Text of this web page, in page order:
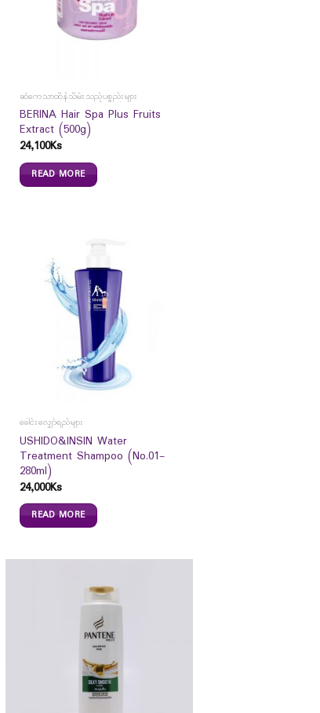
ဆံကေသာထိန်သိမ်းသည့်ပစ္စည်းများ
BERINA Hair Spa Plus Fruits
Extract (500g)
24,100Ks
READ MORE
ခေါင်းလျှော်ရည်များ
USHIDO&INSIN Water
Treatment Shampoo (No.01-
280ml)
24,000Ks
READ MORE